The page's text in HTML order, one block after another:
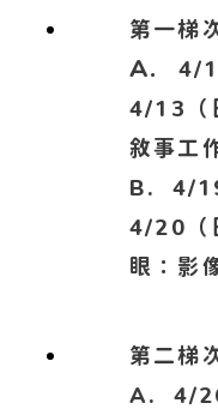
第一梯
A. 4/
4/13（
敘事工
B. 4/
4/20（
眼：影
第二梯
A. 4/